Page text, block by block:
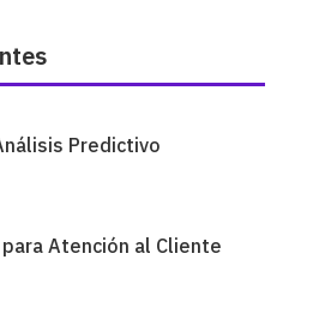
Predictivo
Atención al Cliente